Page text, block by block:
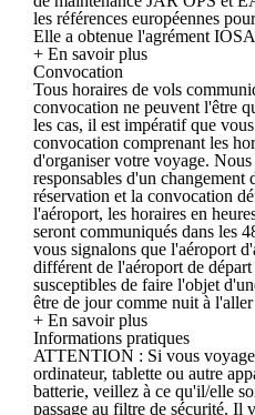
les références européennes
Elle a obtenue l'agrément
+ En savoir plus
Convocation
Tous horaires de vols
convocation ne peuvent l'être
les cas, il est impératif que
convocation comprenant les
d'organiser votre voyage.
responsables d'un changement
réservation et la convocation
l'aéroport, les horaires en
seront communiqués dans les
vous signalons que l'aéroport
différent de l'aéroport de
susceptibles de faire l'objet
être de jour comme nuit à
+ En savoir plus
Informations pratiques
ATTENTION : Si vous
ordinateur, tablette ou autre
batterie, veillez à ce qu'il/elle
passage au filtre de sécurité. Il